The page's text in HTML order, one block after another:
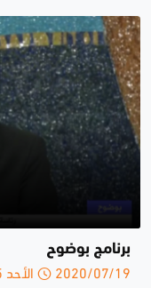
برنامج بوضوح
2020/07/19 الأحد 23:05 م